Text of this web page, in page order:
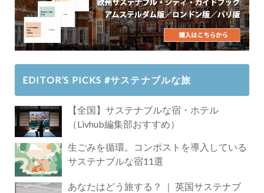
EDITOR’S PICKS #サステナブルな旅
【全国】サステナブルな宿・ホテル
（Livhub編集部おすすめ）
生ごみを循環。コンポストを導入している
サステナブルな宿11選
あなたはどう旅する？ ｜ 英国サステナブ